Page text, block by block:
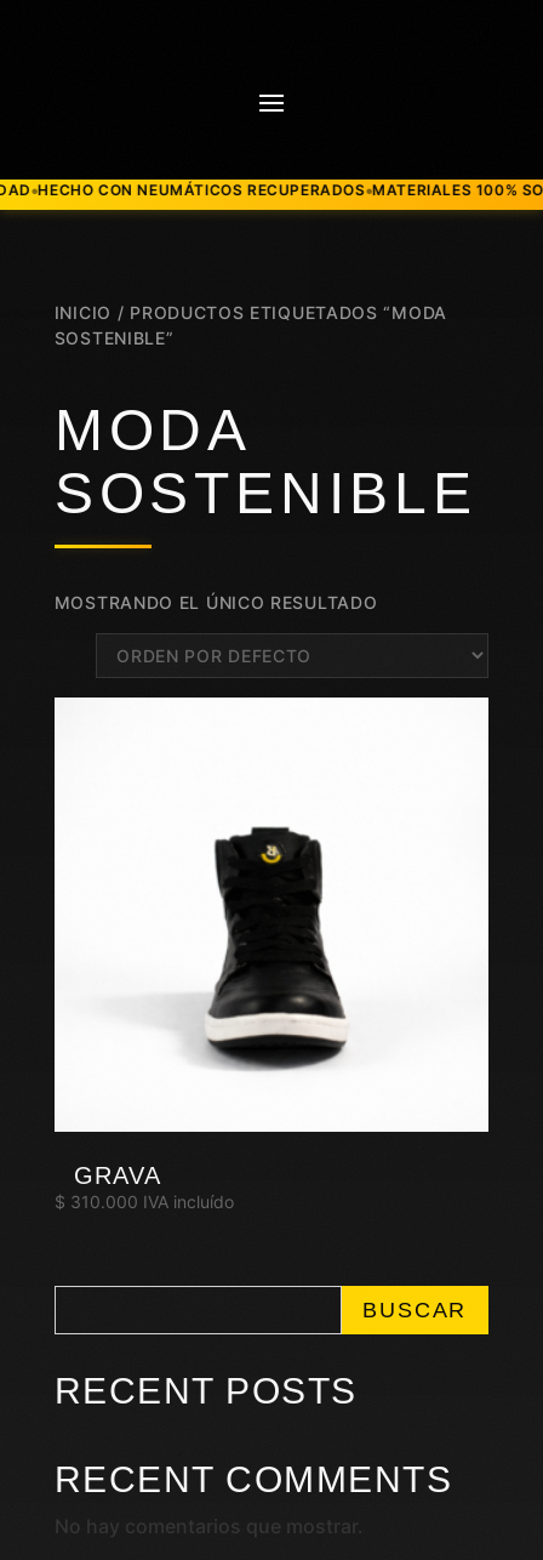
CON NEUMÁTICOS RECUPERADOS●MATERIALES 100%
INICIO / PRODUCTOS ETIQUETADOS “MODA
SOSTENIBLE”
MODA
SOSTENIBLE
MOSTRANDO EL ÚNICO RESULTADO
GRAVA
$ 310.000 IVA incluído
BUSCAR
RECENT POSTS
RECENT COMMENTS
No hay comentarios que mostrar.